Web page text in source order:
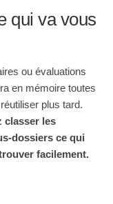
qui va vous
ou évaluations
en mémoire toutes
plus tard.
classer les
dossiers ce qui
facilement.